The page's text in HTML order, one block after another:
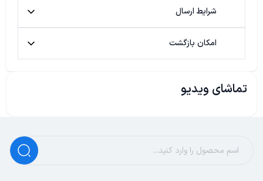
شرایط ارسال
امکان بازگشت
تماشای ویدیو